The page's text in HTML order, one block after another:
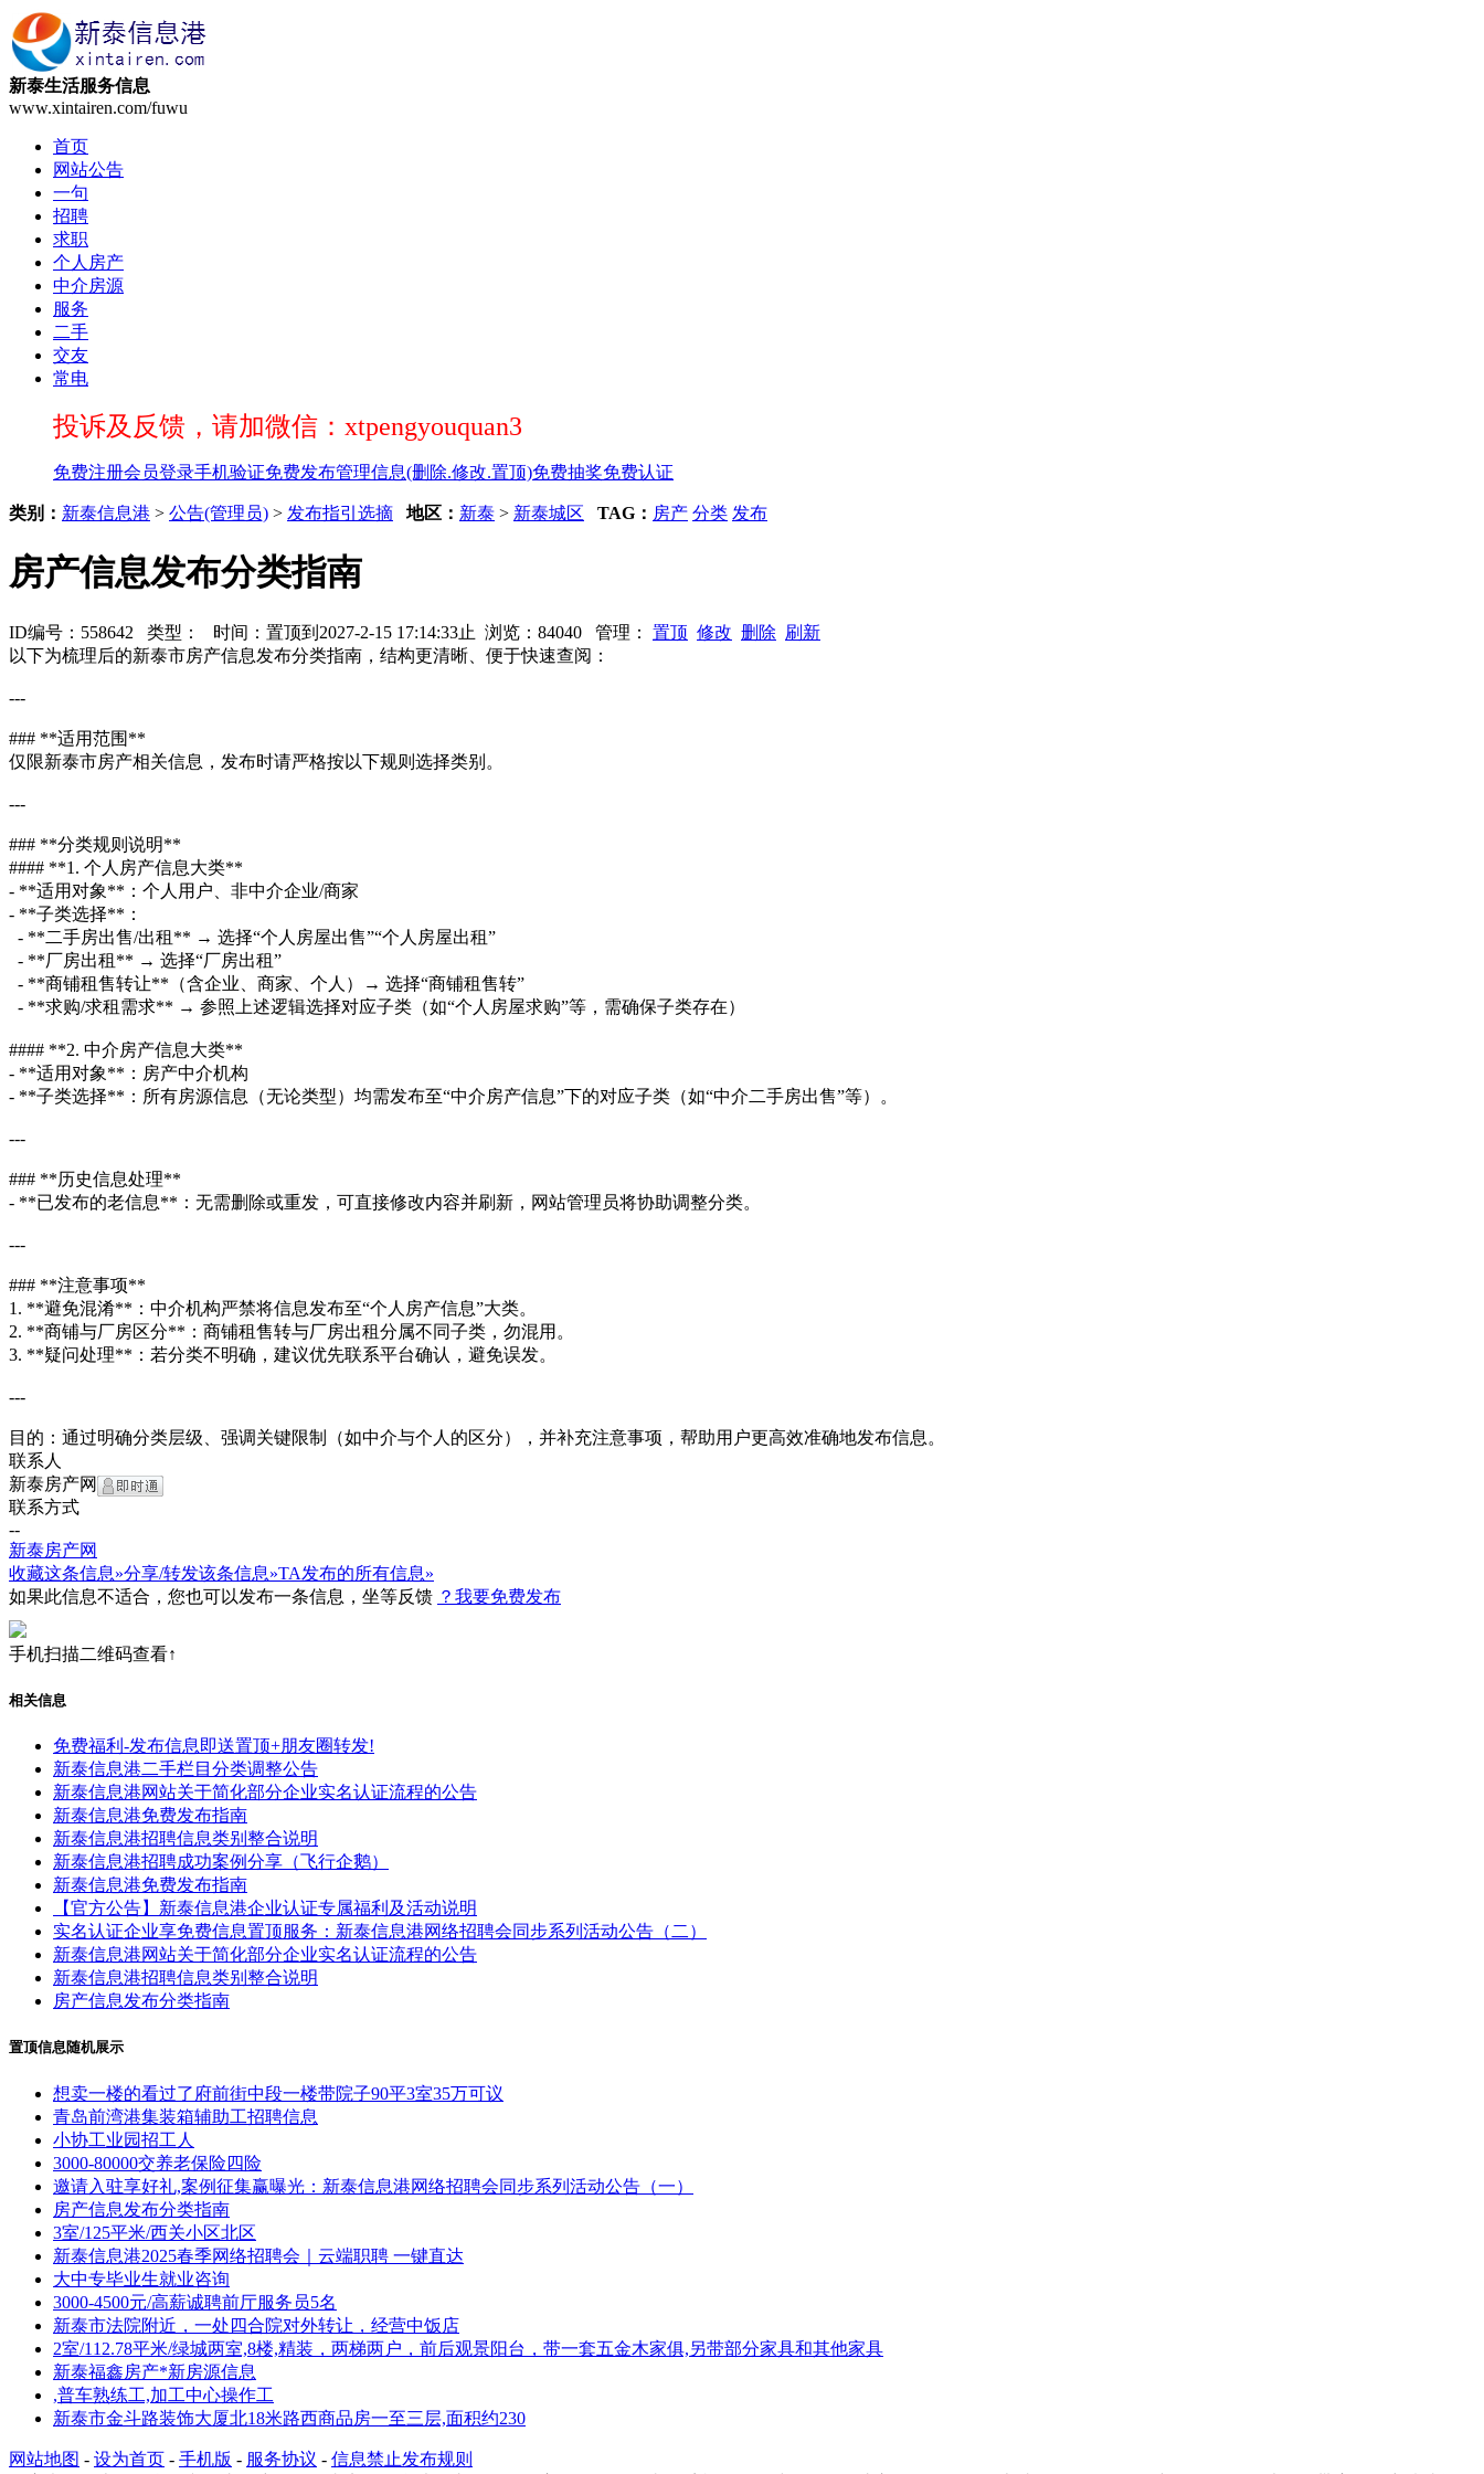
新泰生活服务信息
www.xintairen.com/fuwu
首页
网站公告
一句
招聘
求职
个人房产
中介房源
服务
二手
交友
常电
投诉及反馈，请加微信：xtpengyouquan3
免费注册会员登录手机验证免费发布管理信息(删除.修改.置顶)免费抽奖免费认证
类别： 新泰信息港 > 公告(管理员) > 发布指引选摘 地区： 新泰 > 新泰城区 TAG： 房产 分类 发布
房产信息发布分类指南
ID编号：558642 类型： 时间：置顶到2027-2-15 17:14:33止 浏览：84040 管理： 置顶 修改 删除 刷新
以下为梳理后的新泰市房产信息发布分类指南，结构更清晰、便于快速查阅：
---
### **适用范围**
仅限新泰市房产相关信息，发布时请严格按以下规则选择类别。
---
### **分类规则说明**
#### **1. 个人房产信息大类**
- **适用对象**：个人用户、非中介企业/商家
- **子类选择**：
- **二手房出售/出租** → 选择“个人房屋出售”“个人房屋出租”
- **厂房出租** → 选择“厂房出租”
- **商铺租售转让**（含企业、商家、个人）→ 选择“商铺租售转”
- **求购/求租需求** → 参照上述逻辑选择对应子类（如“个人房屋求购”等，需确保子类存在）
#### **2. 中介房产信息大类**
- **适用对象**：房产中介机构
- **子类选择**：所有房源信息（无论类型）均需发布至“中介房产信息”下的对应子类（如“中介二手房出售”等）。
---
### **历史信息处理**
- **已发布的老信息**：无需删除或重发，可直接修改内容并刷新，网站管理员将协助调整分类。
---
### **注意事项**
1. **避免混淆**：中介机构严禁将信息发布至“个人房产信息”大类。
2. **商铺与厂房区分**：商铺租售转与厂房出租分属不同子类，勿混用。
3. **疑问处理**：若分类不明确，建议优先联系平台确认，避免误发。
---
目的：通过明确分类层级、强调关键限制（如中介与个人的区分），并补充注意事项，帮助用户更高效准确地发布信息。
联系人
新泰房产网
联系方式
--
新泰房产网
收藏这条信息»分享/转发该条信息»TA发布的所有信息»
如果此信息不适合，您也可以发布一条信息，坐等反馈 ？我要免费发布
手机扫描二维码查看↑
相关信息
免费福利-发布信息即送置顶+朋友圈转发!
新泰信息港二手栏目分类调整公告
新泰信息港网站关于简化部分企业实名认证流程的公告
新泰信息港免费发布指南
新泰信息港招聘信息类别整合说明
新泰信息港招聘成功案例分享（飞行企鹅）
新泰信息港免费发布指南
【官方公告】新泰信息港企业认证专属福利及活动说明
实名认证企业享免费信息置顶服务：新泰信息港网络招聘会同步系列活动公告（二）
新泰信息港网站关于简化部分企业实名认证流程的公告
新泰信息港招聘信息类别整合说明
房产信息发布分类指南
置顶信息随机展示
想卖一楼的看过了府前街中段一楼带院子90平3室35万可议
青岛前湾港集装箱辅助工招聘信息
小协工业园招工人
3000-80000交养老保险四险
邀请入驻享好礼,案例征集赢曝光：新泰信息港网络招聘会同步系列活动公告（一）
房产信息发布分类指南
3室/125平米/西关小区北区
新泰信息港2025春季网络招聘会｜云端职聘 一键直达
大中专毕业生就业咨询
3000-4500元/高薪诚聘前厅服务员5名
新泰市法院附近，一处四合院对外转让，经营中饭店
2室/112.78平米/绿城两室,8楼,精装，两梯两户，前后观景阳台，带一套五金木家俱,另带部分家具和其他家具
新泰福鑫房产*新房源信息
,普车熟练工,加工中心操作工
新泰市金斗路装饰大厦北18米路西商品房一至三层,面积约230
网站地图 - 设为首页 - 手机版 - 服务协议 - 信息禁止发布规则